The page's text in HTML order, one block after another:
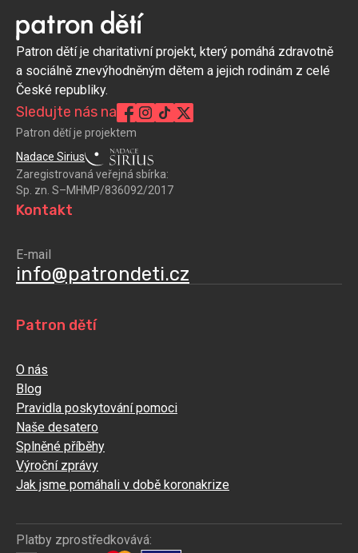
Patron dětí je charitativní projekt, který pomáhá zdravotně
a sociálně znevýhodněným dětem a jejich rodinám z celé
České republiky.
Sledujte nás na
Patron dětí je projektem
Nadace Sirius
Zaregistrovaná veřejná sbírka:
Sp. zn. S–MHMP/836092/2017
Patron dětí
O nás
Blog
Pravidla poskytování pomoci
Naše desatero
Splněné příběhy
Výroční zprávy
Jak jsme pomáhali v době koronakrize
Kontakt
E-mail
info@patrondeti.cz
Platby zprostředkovává: